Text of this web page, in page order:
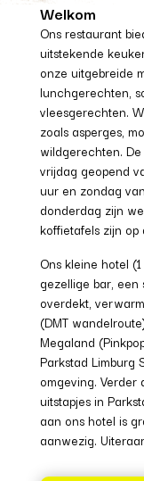
Welkom
Ons restaurant
uitstekende
onze uitgebreide
lunchgerechten,
vleesgerechten.
zoals asperges,
wildgerechten.
vrijdag geopend
uur en zondag
donderdag zijn
koffietafels zijn op
Ons kleine hotel
gezellige bar,
overdekt,
(DMT
Megaland
Parkstad Limburg
omgeving.
uitstapjes in
aan ons hotel is
aanwezig.